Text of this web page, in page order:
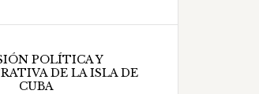
POLÍTICA Y
DE LA ISLA DE
CUBA